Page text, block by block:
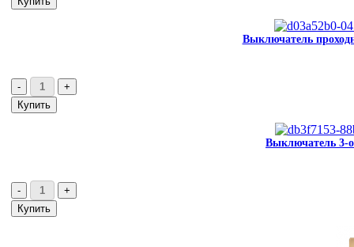
Выключатель
Выключатель 3-